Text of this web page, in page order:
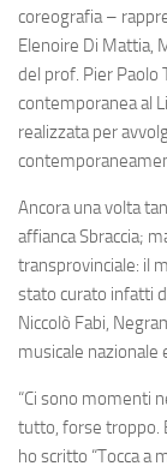
coreografia –
Elenoire Di Mattia,
del prof. Pier Paolo
contemporanea al
realizzata per
Ancora una volta
affianca Sbraccia;
transprovinciale: il
stato curato infatti
Niccolò Fabi,
musicale nazionale
“Ci sono momenti
tutto, forse troppo.
ho scritto “Tocca a